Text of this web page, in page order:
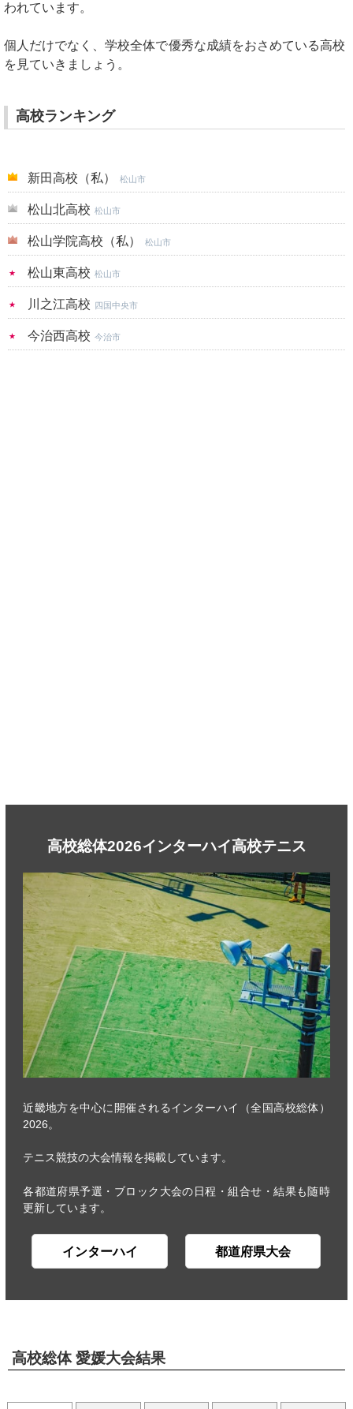
われています。
個人だけでなく、学校全体で優秀な成績をおさめている高校
を見ていきましょう。
高校ランキング
新田高校（私） 松山市
松山北高校 松山市
松山学院高校（私） 松山市
松山東高校 松山市
川之江高校 四国中央市
今治西高校 今治市
高校総体2026インターハイ高校テニス
近畿地方を中心に開催されるインターハイ（全国高校総体）
2026。
テニス競技の大会情報を掲載しています。
各都道府県予選・ブロック大会の日程・組合せ・結果も随時
更新しています。
インターハイ 都道府県大会
高校総体 愛媛大会結果